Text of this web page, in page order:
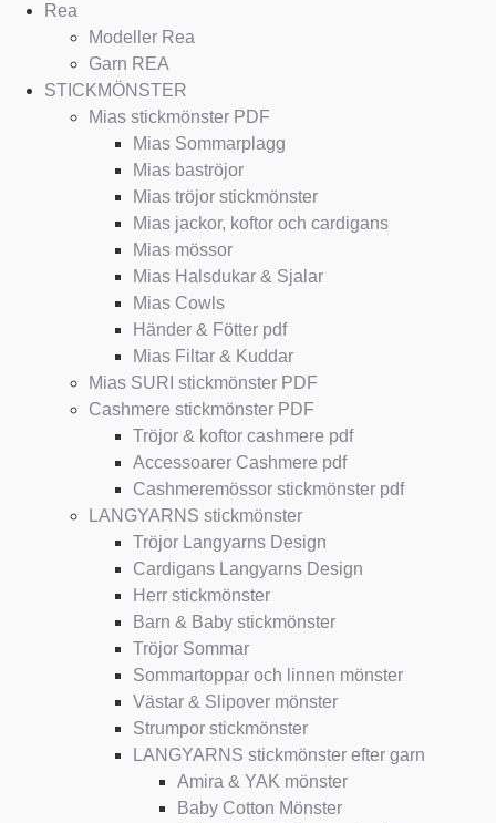
Rea
Modeller Rea
Garn REA
STICKMÖNSTER
Mias stickmönster PDF
Mias Sommarplagg
Mias baströjor
Mias tröjor stickmönster
Mias jackor, koftor och cardigans
Mias mössor
Mias Halsdukar & Sjalar
Mias Cowls
Händer & Fötter pdf
Mias Filtar & Kuddar
Mias SURI stickmönster PDF
Cashmere stickmönster PDF
Tröjor & koftor cashmere pdf
Accessoarer Cashmere pdf
Cashmeremössor stickmönster pdf
LANGYARNS stickmönster
Tröjor Langyarns Design
Cardigans Langyarns Design
Herr stickmönster
Barn & Baby stickmönster
Tröjor Sommar
Sommartoppar och linnen mönster
Västar & Slipover mönster
Strumpor stickmönster
LANGYARNS stickmönster efter garn
Amira & YAK mönster
Baby Cotton Mönster